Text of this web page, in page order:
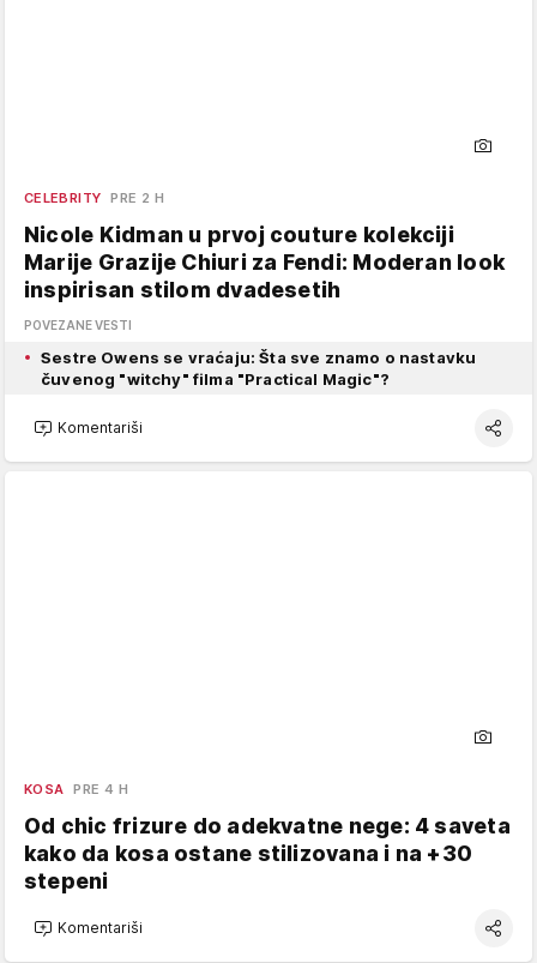
CELEBRITY PRE 2 H
Nicole Kidman u prvoj couture kolekciji
Marije Grazije Chiuri za Fendi: Moderan look
inspirisan stilom dvadesetih
POVEZANE VESTI
Sestre Owens se vraćaju: Šta sve znamo o nastavku
čuvenog "witchy" filma "Practical Magic"?
Komentariši
KOSA PRE 4 H
Od chic frizure do adekvatne nege: 4 saveta
kako da kosa ostane stilizovana i na +30
stepeni
Komentariši